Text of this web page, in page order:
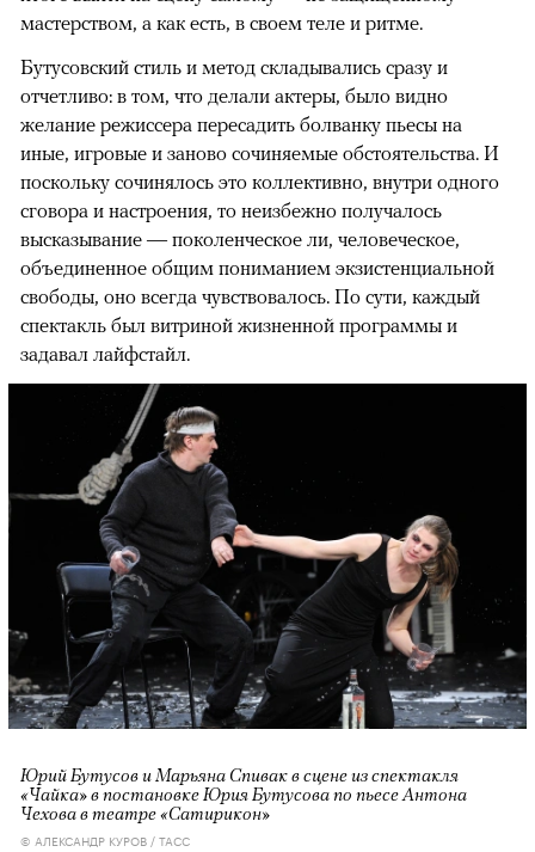
мастерством, а как есть, в своем теле и ритме.
Бутусовский стиль и метод складывались сразу и
отчетливо: в том, что делали актеры, было видно
желание режиссера пересадить болванку пьесы на
иные, игровые и заново сочиняемые обстоятельства. И
поскольку сочинялось это коллективно, внутри одного
сговора и настроения, то неизбежно получалось
высказывание — поколенческое ли, человеческое,
объединенное общим пониманием экзистенциальной
свободы, оно всегда чувствовалось. По сути, каждый
спектакль был витриной жизненной программы и
задавал лайфстайл.
Юрий Бутусов и Марьяна Спивак в сцене из спектакля
«Чайка» в постановке Юрия Бутусова по пьесе Антона
Чехова в театре «Сатирикон»
© АЛЕКСАНДР КУРОВ / ТАСС